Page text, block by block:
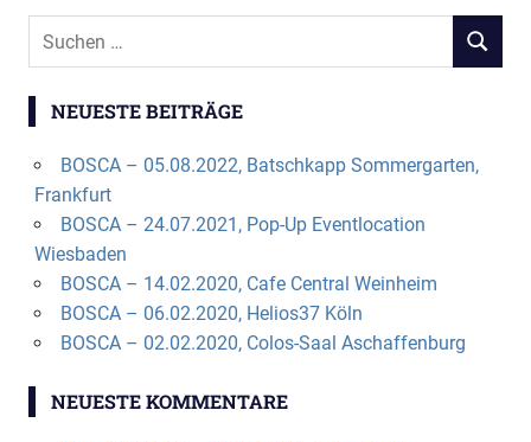
NEUESTE BEITRÄGE
BOSCA – 05.08.2022, Batschkapp Sommergarten,
Frankfurt
BOSCA – 24.07.2021, Pop-Up Eventlocation
Wiesbaden
BOSCA – 14.02.2020, Cafe Central Weinheim
BOSCA – 06.02.2020, Helios37 Köln
BOSCA – 02.02.2020, Colos-Saal Aschaffenburg
NEUESTE KOMMENTARE